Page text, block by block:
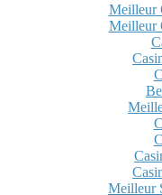
Meilleur
Meilleur
Meilleur